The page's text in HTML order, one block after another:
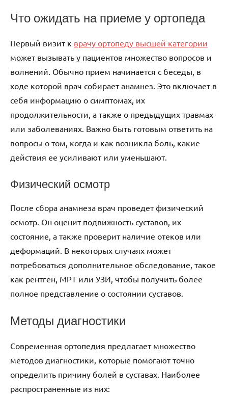
Что ожидать на приеме у ортопеда
Первый визит к врачу ортопеду высшей категории
может вызывать у пациентов множество вопросов и
волнений. Обычно прием начинается с беседы, в
ходе которой врач собирает анамнез. Это включает в
себя информацию о симптомах, их
продолжительности, а также о предыдущих травмах
или заболеваниях. Важно быть готовым ответить на
вопросы о том, когда и как возникла боль, какие
действия ее усиливают или уменьшают.
Физический осмотр
После сбора анамнеза врач проведет физический
осмотр. Он оценит подвижность суставов, их
состояние, а также проверит наличие отеков или
деформаций. В некоторых случаях может
потребоваться дополнительное обследование, такое
как рентген, МРТ или УЗИ, чтобы получить более
полное представление о состоянии суставов.
Методы диагностики
Современная ортопедия предлагает множество
методов диагностики, которые помогают точно
определить причину болей в суставах. Наиболее
распространенные из них: